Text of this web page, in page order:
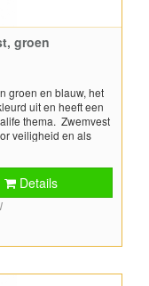
groen
groen en blauw, het
uit en heeft een
thema. Zwemvest
veiligheid en als
Het zwemvest is
en biedt een
mate van
die aan de
De beenband is
Details